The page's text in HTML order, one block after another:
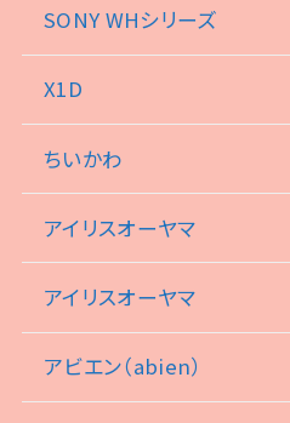
SONY WHシリーズ
X1D
ちいかわ
アイリスオーヤマ
アイリスオーヤマ
アビエン（abien）